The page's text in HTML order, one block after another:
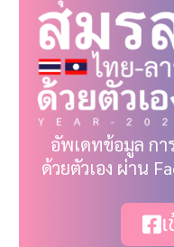
อัพเดทข้อมูล กา
ด้วยตัวเอง ผ่าน